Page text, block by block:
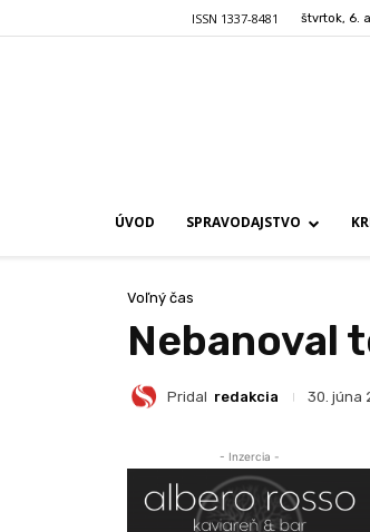
ISSN 1337-8481 štvrtok, 6.
ÚVOD SPRAVODAJSTVO
Voľný čas
Nebanoval
Pridal redakcia 30. júna
- Inzercia -